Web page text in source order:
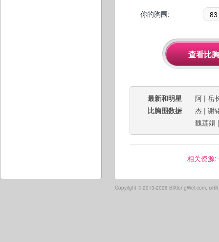
你的胸围:
最新和明星
比胸围数据
阿 | 岳
杰 | 谢
魏莲娟
相关资源:
Copyright © 2013-2026 BiXiongWei.com, 保